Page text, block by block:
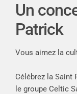
Un
Patrick
Vous aimez la
Célébrez la Saint
le groupe Celtic